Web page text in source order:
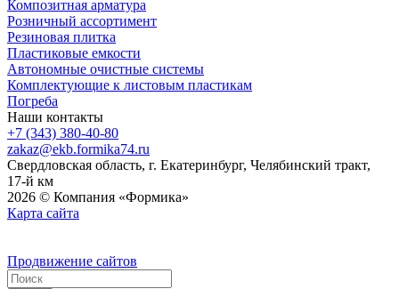
Композитная арматура
Розничный ассортимент
Резиновая плитка
Пластиковые емкости
Автономные очистные системы
Комплектующие к листовым пластикам
Погреба
Наши контакты
+7 (343) 380-40-80
zakaz@ekb.formika74.ru
Свердловская область, г. Екатеринбург, Челябинский тракт,
17-й км
2026 © Компания «Формика»
Карта сайта
Продвижение сайтов